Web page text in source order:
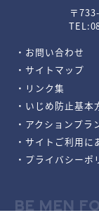
〒
・お問い合わせ
・サイトマップ
・リンク集
・いじめ防止基本
・アクションプラ
・サイトご利用に
・プライバシーポ
BE MEN